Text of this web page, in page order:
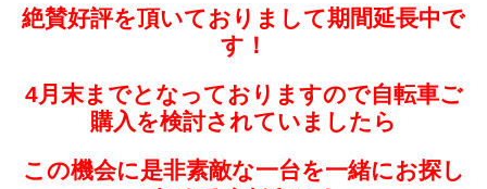
絶賛好評を頂いておりまして期間延長中で
す！
4月末までとなっておりますので自転車ご
購入を検討されていましたら
この機会に是非素敵な一台を一緒にお探し